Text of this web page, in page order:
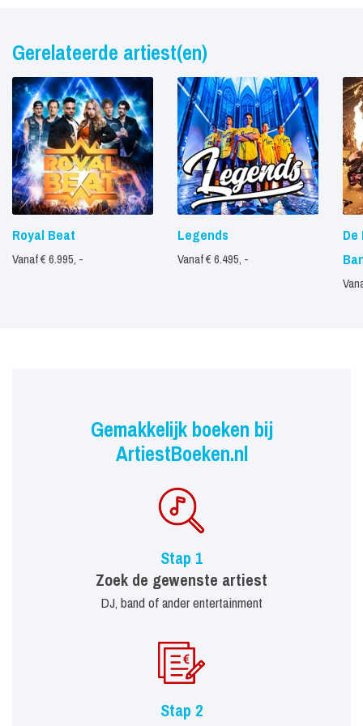
Gerelateerde artiest(en)
Royal Beat
Vanaf € 6.995, -
Legends
Vanaf € 6.495, -
De
Gemakkelijk boeken bij
ArtiestBoeken.nl
Stap 1
Zoek de gewenste artiest
DJ, band of ander entertainment
Stap 2